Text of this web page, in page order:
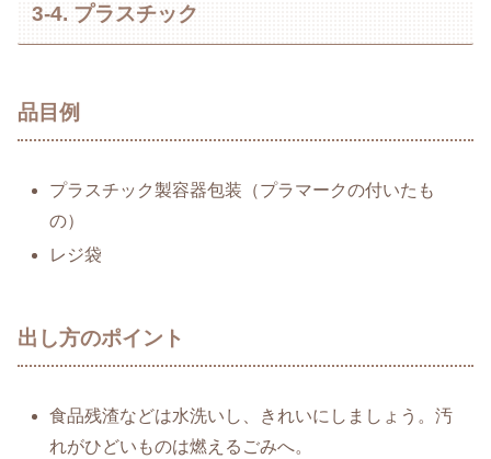
3-4. プラスチック
品目例
プラスチック製容器包装（プラマークの付いたも
の）
レジ袋
出し方のポイント
食品残渣などは水洗いし、きれいにしましょう。汚
れがひどいものは燃えるごみへ。